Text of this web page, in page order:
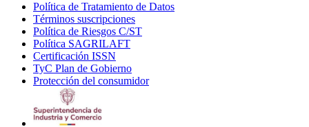
in
new
window
Política de Tratamiento de Datos
Términos suscripciones
in
Política de Riesgos C/ST
Política SAGRILAFT
new
window
Certificación ISSN
in
new
TyC Plan de Gobierno
in
Protección del consumidorOpens